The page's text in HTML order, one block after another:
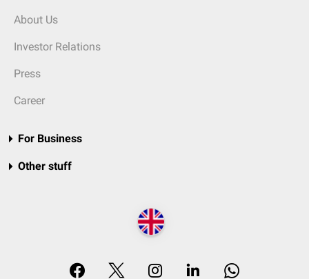
About Us
Investor Relations
Press
Career
For Business
Other stuff